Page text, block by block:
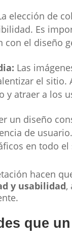
elección de
Es
con el diseño
Las
el sitio.
y atraer a los
un diseño
de
en todo el
hacen
y usabilidad,
que